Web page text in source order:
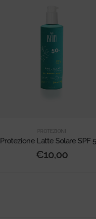
PROTEZIONI
Protezione Latte Solare SPF
€10,00